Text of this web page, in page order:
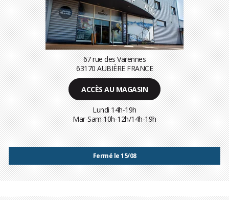
67 rue des Varennes
63170 AUBIÈRE FRANCE
ACCÈS AU MAGASIN
Lundi 14h-19h
Mar-Sam 10h-12h/14h-19h
Fermé le 15/08